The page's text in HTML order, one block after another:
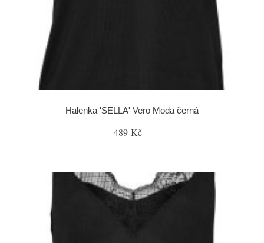
Halenka 'SELLA' Vero Moda černá
489 Kč